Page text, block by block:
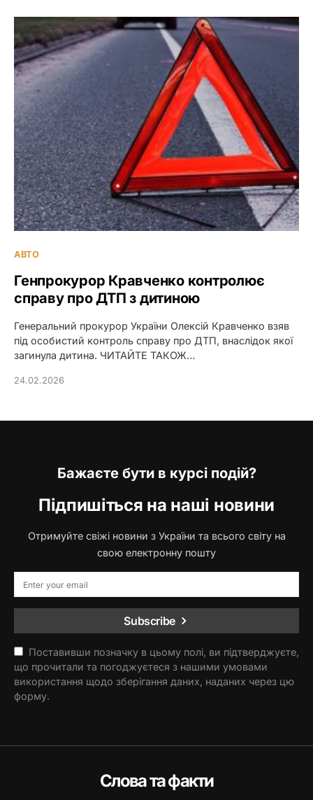
АВТО
Генпрокурор Кравченко контролює
справу про ДТП з дитиною
Генеральний прокурор України Олексій Кравченко взяв
під особистий контроль справу про ДТП, внаслідок якої
загинула дитина. ЧИТАЙТЕ ТАКОЖ…
24.02.2026
Бажаєте бути в курсі подій?
Підпишіться на наші новини
Отримуйте свіжі новини з України та всього світу на
свою електронну пошту
Subscribe
Поставивши позначку в цьому полі, ви підтверджуєте,
що прочитали та погоджуєтеся з нашими умовами
використання щодо зберігання даних, наданих через цю
форму.
Слова та факти